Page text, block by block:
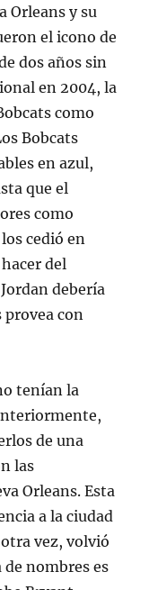
Orleans y su
el icono de
dos años sin
en 2004, la
como
Bobcats
en azul,
que el
como
cedió en
del
debería
provea con
tenían la
de una
las
Orleans. Esta
a la ciudad
vez, volvió
de nombres es